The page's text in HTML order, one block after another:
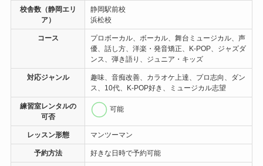
校舎数（静岡エリ
ア）
静岡駅前校
浜松校
コース
プロボーカル、ボーカル、舞台ミュージカル、声
優、話し方、洋楽・発音矯正、K-POP、ジャズダ
ンス、弾き語り、ジュニア・キッズ
対応ジャンル
趣味、音痴改善、カラオケ上達、プロ志向、ダン
ス、10代、K-POP好き、ミュージカル志望
練習室レンタルの
可否
可能
レッスン形態 マンツーマン
予約方法 好きな日時で予約可能